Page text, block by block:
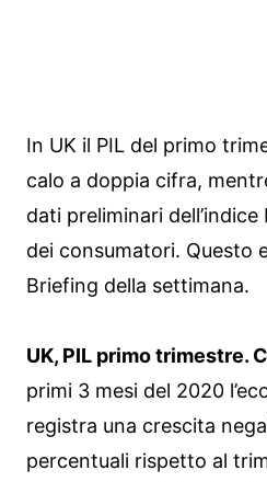
In UK il PIL del primo
calo a doppia cifra,
dati preliminari
dei consumatori. Questo
Briefing della settimana.
UK, PIL primo trimestre.
primi 3 mesi del 2020
registra una crescita
percentuali rispetto al